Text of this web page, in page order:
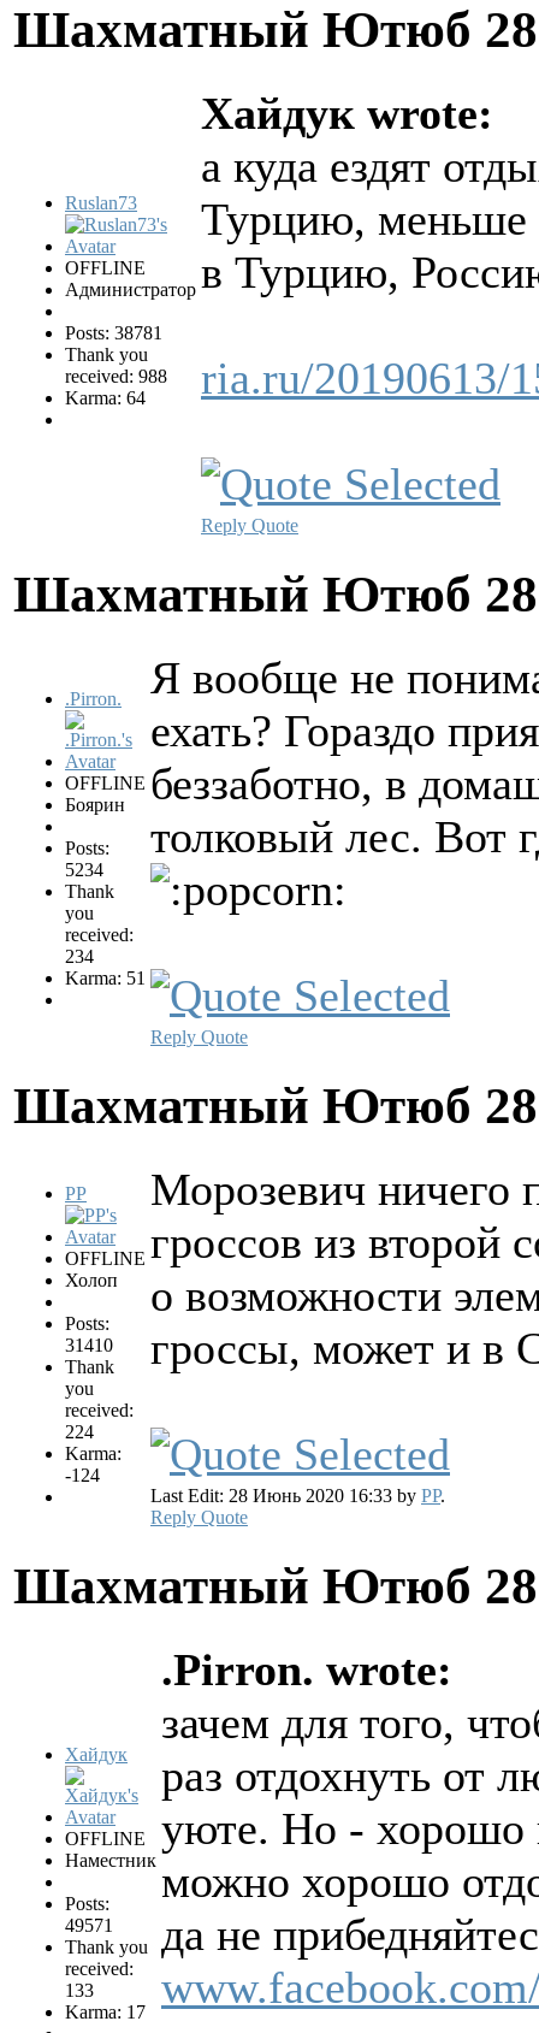
Шахматный Ютюб
Ruslan73
OFFLINE
Администратор
Posts: 38781
Thank you
received: 988
Karma: 64
Хайдук wrote:
а куда ездят
Турцию,
в Турцию,
ria.ru/20190613/
Reply Quote
Шахматный Ютюб
.Pirron.
OFFLINE
Боярин
Posts:
5234
Thank
you
received:
234
Karma: 51
Я вообще не
ехать? Гораздо
беззаботно, в
толковый лес. Вот
Reply Quote
Шахматный Ютюб
PP
OFFLINE
Холоп
Posts:
31410
Thank
you
received:
224
Karma:
-124
Морозевич ничего
гроссов из второй
о возможности
гроссы, может и в
Last Edit: 28 Июнь 2020 16:33 by PP.
Reply Quote
Шахматный Ютюб
Хайдук
OFFLINE
Наместник
Posts:
49571
Thank you
received:
133
Karma: 17
.Pirron. wrote:
зачем для того,
раз отдохнуть от
уюте. Но - хорошо
можно хорошо
да не